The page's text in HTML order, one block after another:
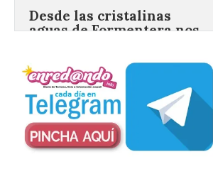
primera fotografía de
León de…viaje.
Nueva edición de León
de…viaje. Una iniciativa
organizado por la sección
juvenil de la Asociación
Enróllate, la Asociación